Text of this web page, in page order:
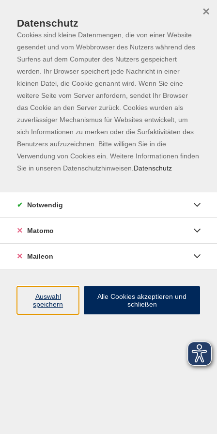
Skip to main content
Programm
Der Kurs konnte nicht gefunden werden.
Kontaktformular
Impressum
AGB
Datenschutzerklärung
Datenschutz
Cookies sind kleine Datenmengen, die von einer Website
gesendet und vom Webbrowser des Nutzers während des
Surfens auf dem Computer des Nutzers gespeichert
werden. Ihr Browser speichert jede Nachricht in einer
kleinen Datei, die Cookie genannt wird. Wenn Sie eine
weitere Seite vom Server anfordern, sendet Ihr Browser
das Cookie an den Server zurück. Cookies wurden als
zuverlässiger Mechanismus für Websites entwickelt, um
sich Informationen zu merken oder die Surfaktivitäten des
Benutzers aufzuzeichnen. Bitte willigen Sie in die
Verwendung von Cookies ein. Weitere Informationen finden
Sie in unseren Datenschutzhinweisen. Datenschutz
×
Notwendig
Matomo
Maileon
Auswahl
speichern
Alle Cookies akzeptieren und
schließen